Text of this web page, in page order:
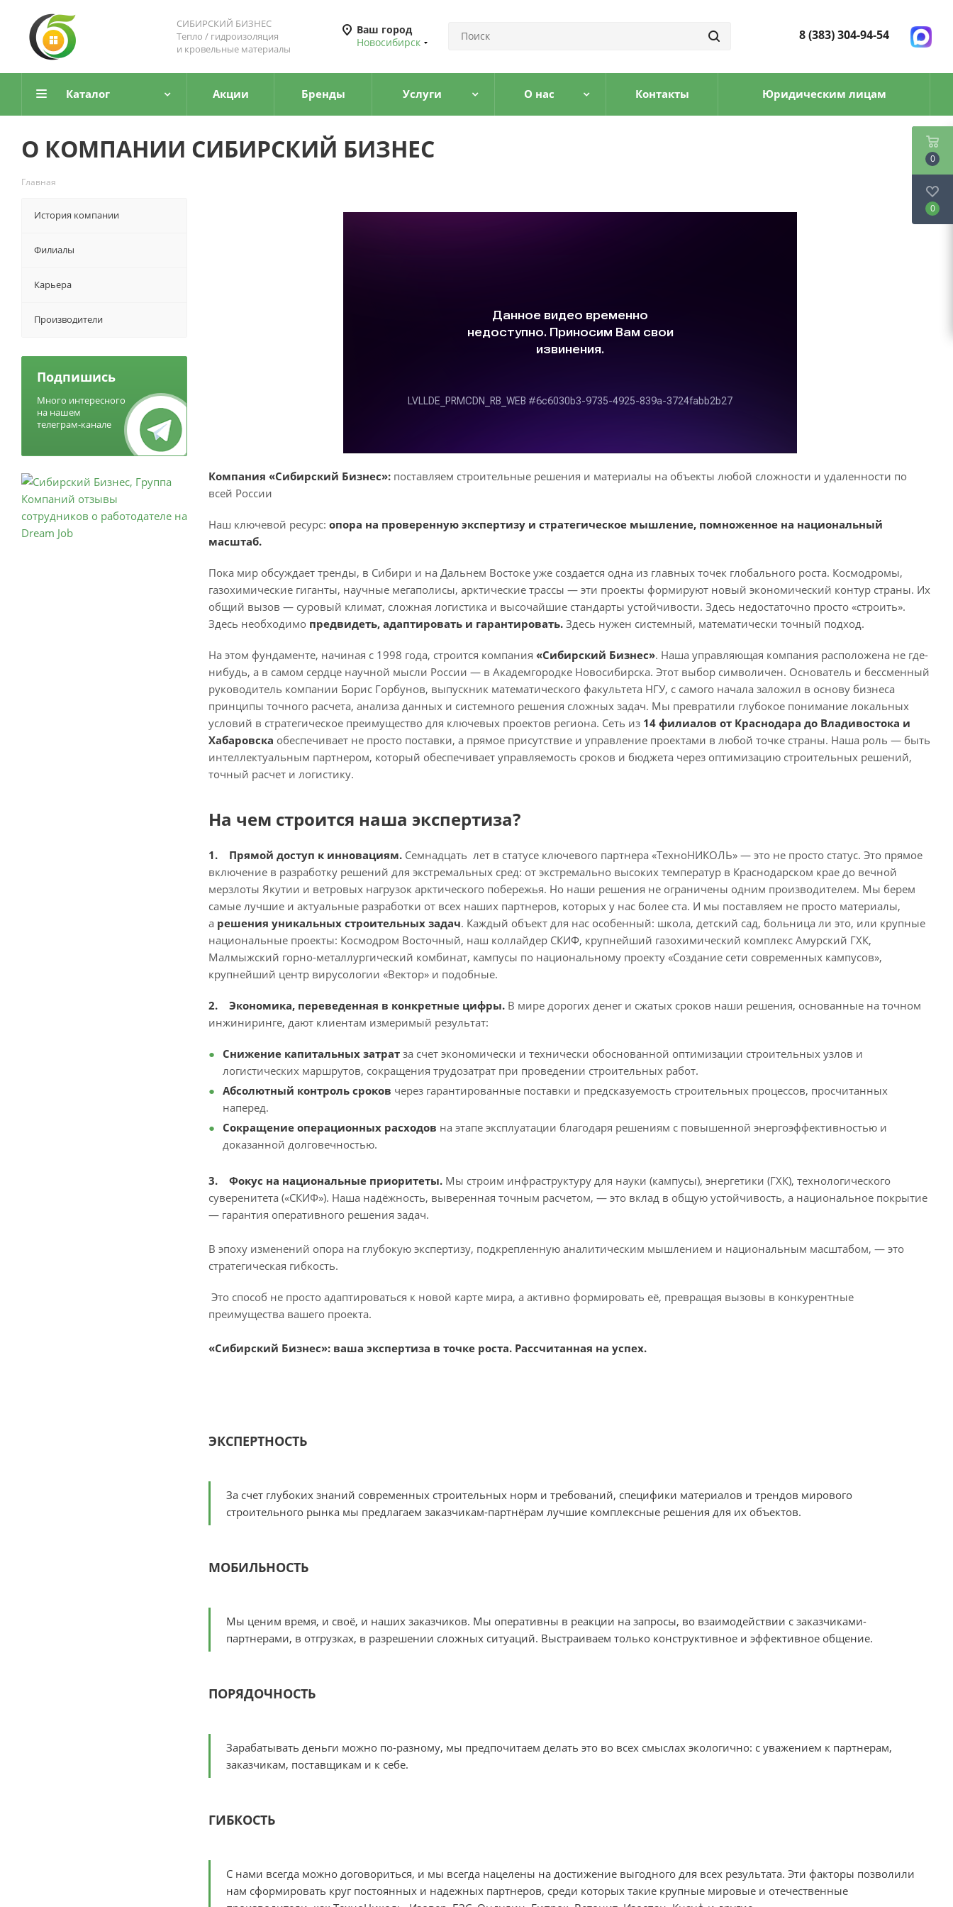
СИБИРСКИЙ БИЗНЕС
Тепло / гидроизоляция
и кровельные материалы
Ваш город
Новосибирск
8 (383) 304-94-54
Каталог Акции Бренды Услуги О нас Контакты Юридическим лицам
О КОМПАНИИ СИБИРСКИЙ БИЗНЕС
Главная
Компания «Сибирский Бизнес»: поставляем строительные решения и материалы на объекты любой сложности и удаленности по
всей России
Наш ключевой ресурс: опора на проверенную экспертизу и стратегическое мышление, помноженное на национальный
масштаб.
Пока мир обсуждает тренды, в Сибири и на Дальнем Востоке уже создается одна из главных точек глобального роста. Космодромы,
газохимические гиганты, научные мегаполисы, арктические трассы — эти проекты формируют новый экономический контур страны. Их
общий вызов — суровый климат, сложная логистика и высочайшие стандарты устойчивости. Здесь недостаточно просто «строить».
Здесь необходимо предвидеть, адаптировать и гарантировать. Здесь нужен системный, математически точный подход.
На этом фундаменте, начиная с 1998 года, строится компания «Сибирский Бизнес». Наша управляющая компания расположена не где-
нибудь, а в самом сердце научной мысли России — в Академгородке Новосибирска. Этот выбор символичен. Основатель и бессменный
руководитель компании Борис Горбунов, выпускник математического факультета НГУ, с самого начала заложил в основу бизнеса
принципы точного расчета, анализа данных и системного решения сложных задач. Мы превратили глубокое понимание локальных
условий в стратегическое преимущество для ключевых проектов региона. Сеть из 14 филиалов от Краснодара до Владивостока и
Хабаровска обеспечивает не просто поставки, а прямое присутствие и управление проектами в любой точке страны. Наша роль — быть
интеллектуальным партнером, который обеспечивает управляемость сроков и бюджета через оптимизацию строительных решений,
точный расчет и логистику.
На чем строится наша экспертиза?
1. Прямой доступ к инновациям. Семнадцать лет в статусе ключевого партнера «ТехноНИКОЛЬ» — это не просто статус. Это прямое
включение в разработку решений для экстремальных сред: от экстремально высоких температур в Краснодарском крае до вечной
мерзлоты Якутии и ветровых нагрузок арктического побережья. Но наши решения не ограничены одним производителем. Мы берем
самые лучшие и актуальные разработки от всех наших партнеров, которых у нас более ста. И мы поставляем не просто материалы,
а решения уникальных строительных задач. Каждый объект для нас особенный: школа, детский сад, больница ли это, или крупные
национальные проекты: Космодром Восточный, наш коллайдер СКИФ, крупнейший газохимический комплекс Амурский ГХК,
Малмыжский горно-металлургический комбинат, кампусы по национальному проекту «Создание сети современных кампусов»,
крупнейший центр вирусологии «Вектор» и подобные.
2. Экономика, переведенная в конкретные цифры. В мире дорогих денег и сжатых сроков наши решения, основанные на точном
инжиниринге, дают клиентам измеримый результат:
Снижение капитальных затрат за счет экономически и технически обоснованной оптимизации строительных узлов и
логистических маршрутов, сокращения трудозатрат при проведении строительных работ.
Абсолютный контроль сроков через гарантированные поставки и предсказуемость строительных процессов, просчитанных
наперед.
Сокращение операционных расходов на этапе эксплуатации благодаря решениям с повышенной энергоэффективностью и
доказанной долговечностью.
3. Фокус на национальные приоритеты. Мы строим инфраструктуру для науки (кампусы), энергетики (ГХК), технологического
суверенитета («СКИФ»). Наша надёжность, выверенная точным расчетом, — это вклад в общую устойчивость, а национальное покрытие
— гарантия оперативного решения задач.
В эпоху изменений опора на глубокую экспертизу, подкрепленную аналитическим мышлением и национальным масштабом, — это
стратегическая гибкость.
Это способ не просто адаптироваться к новой карте мира, а активно формировать её, превращая вызовы в конкурентные
преимущества вашего проекта.
«Сибирский Бизнес»: ваша экспертиза в точке роста. Рассчитанная на успех.
ЭКСПЕРТНОСТЬ
За счет глубоких знаний современных строительных норм и требований, специфики материалов и трендов мирового
строительного рынка мы предлагаем заказчикам-партнёрам лучшие комплексные решения для их объектов.
МОБИЛЬНОСТЬ
Мы ценим время, и своё, и наших заказчиков. Мы оперативны в реакции на запросы, во взаимодействии с заказчиками-
партнерами, в отгрузках, в разрешении сложных ситуаций. Выстраиваем только конструктивное и эффективное общение.
ПОРЯДОЧНОСТЬ
Зарабатывать деньги можно по-разному, мы предпочитаем делать это во всех смыслах экологично: с уважением к партнерам,
заказчикам, поставщикам и к себе.
ГИБКОСТЬ
С нами всегда можно договориться, и мы всегда нацелены на достижение выгодного для всех результата. Эти факторы позволили
нам сформировать круг постоянных и надежных партнеров, среди которых такие крупные мировые и отечественные
История компании
Филиалы
Карьера
Производители
Подпишись
Много интересного
на нашем
телеграм-канале
0
0